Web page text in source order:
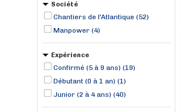
Société
Chantiers de l'Atlantique (52)
Manpower (4)
Expérience
Confirmé (5 à 9 ans) (19)
Débutant (0 à 1 an) (1)
Junior (2 à 4 ans) (40)